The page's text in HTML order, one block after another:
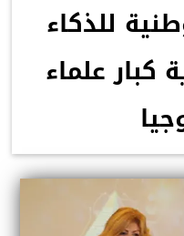
للذكاء
كبار علماء